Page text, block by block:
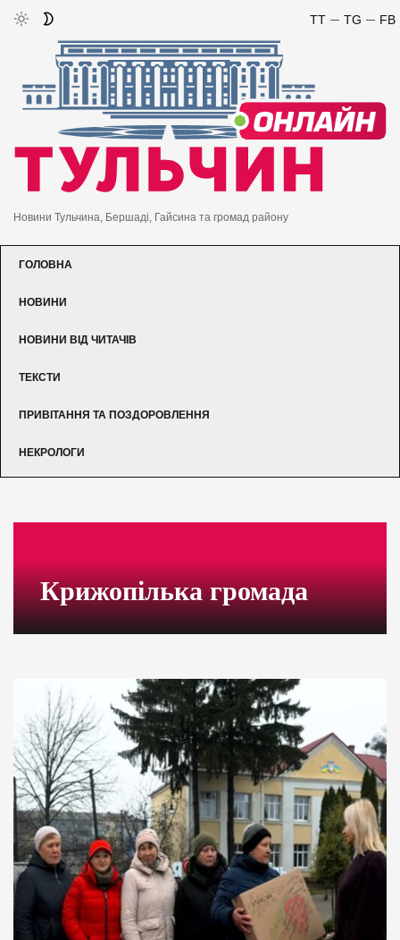
FB
TG
TT
Новини Тульчина, Бершаді, Гайсина та громад району
ГОЛОВНА
НОВИНИ
НОВИНИ ВІД ЧИТАЧІВ
ТЕКСТИ
ПРИВІТАННЯ ТА ПОЗДОРОВЛЕННЯ
НЕКРОЛОГИ
Крижопілька громада